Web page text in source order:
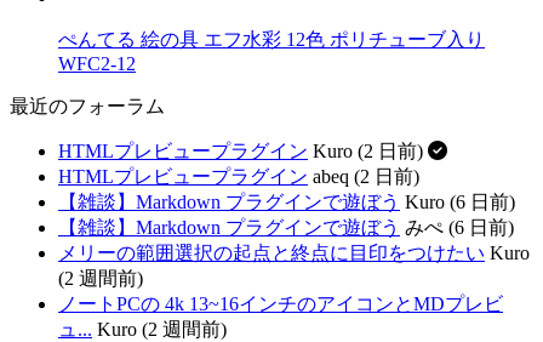
ぺんてる 絵の具 エフ水彩 12色 ポリチューブ入り
WFC2-12
最近のフォーラム
HTMLプレビュープラグイン Kuro (2 日前)
HTMLプレビュープラグイン abeq (2 日前)
【雑談】Markdown プラグインで遊ぼう Kuro (6 日前)
【雑談】Markdown プラグインで遊ぼう みぺ (6 日前)
メリーの範囲選択の起点と終点に目印をつけたい Kuro
(2 週間前)
ノートPCの 4k 13~16インチのアイコンとMDプレビ
ュ... Kuro (2 週間前)